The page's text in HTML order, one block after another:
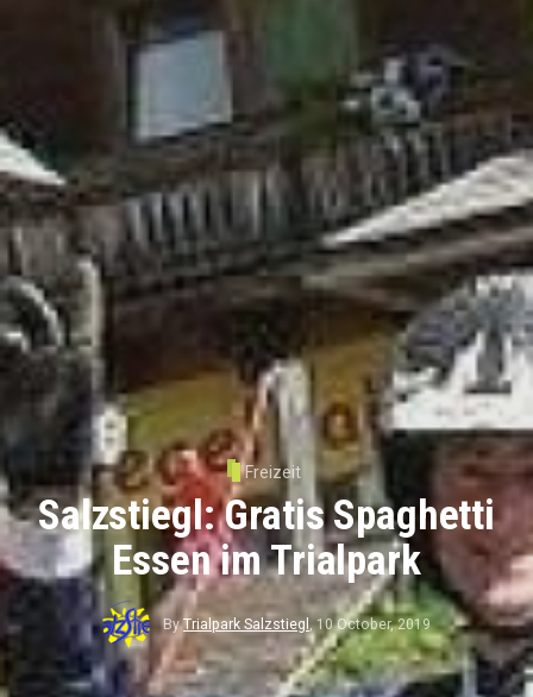
Freizeit
Salzstiegl: Gratis Spaghetti
Essen im Trialpark
ByTrialpark Salzstiegl 10 October, 2019